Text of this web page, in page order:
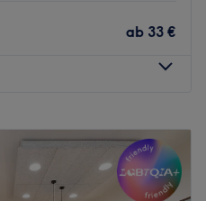
ab 33 €
10:00–19:00
10:00– 19:00
–19:00